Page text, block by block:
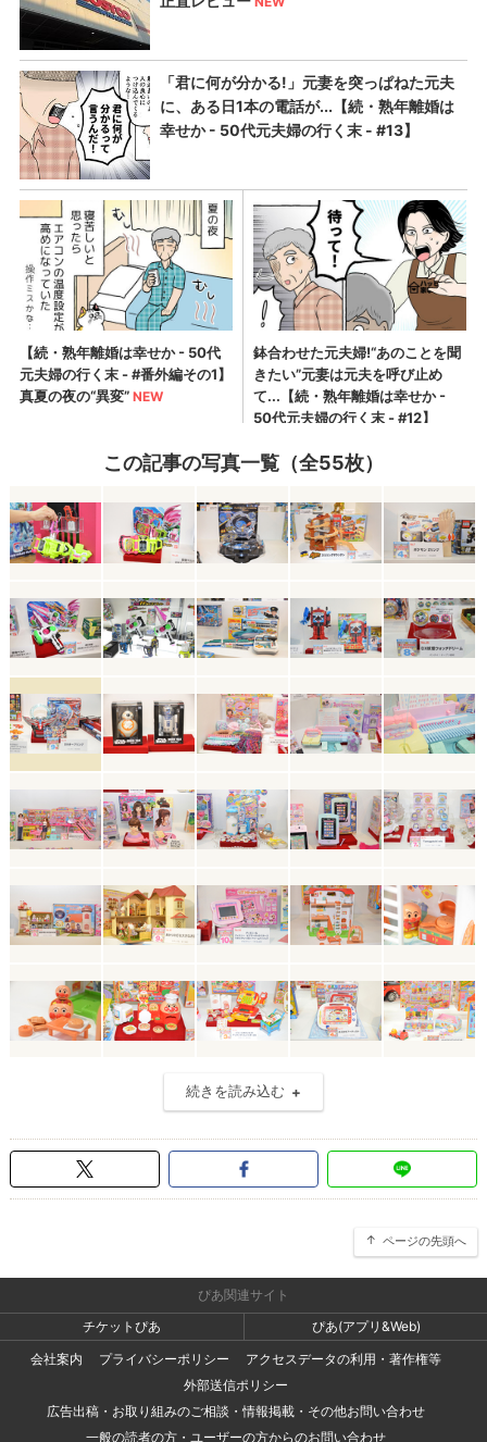
この記事の写真一覧（全55枚）
続きを読み込む
ページの先頭へ
ぴあ関連サイト
チケットぴあ
ぴあ(アプリ&Web)
会社案内
プライバシーポリシー
アクセスデータの利用・著作権等
外部送信ポリシー
広告出稿・お取り組みのご相談・情報掲載・その他お問い合わせ
一般の読者の方・ユーザーの方からのお問い合わせ